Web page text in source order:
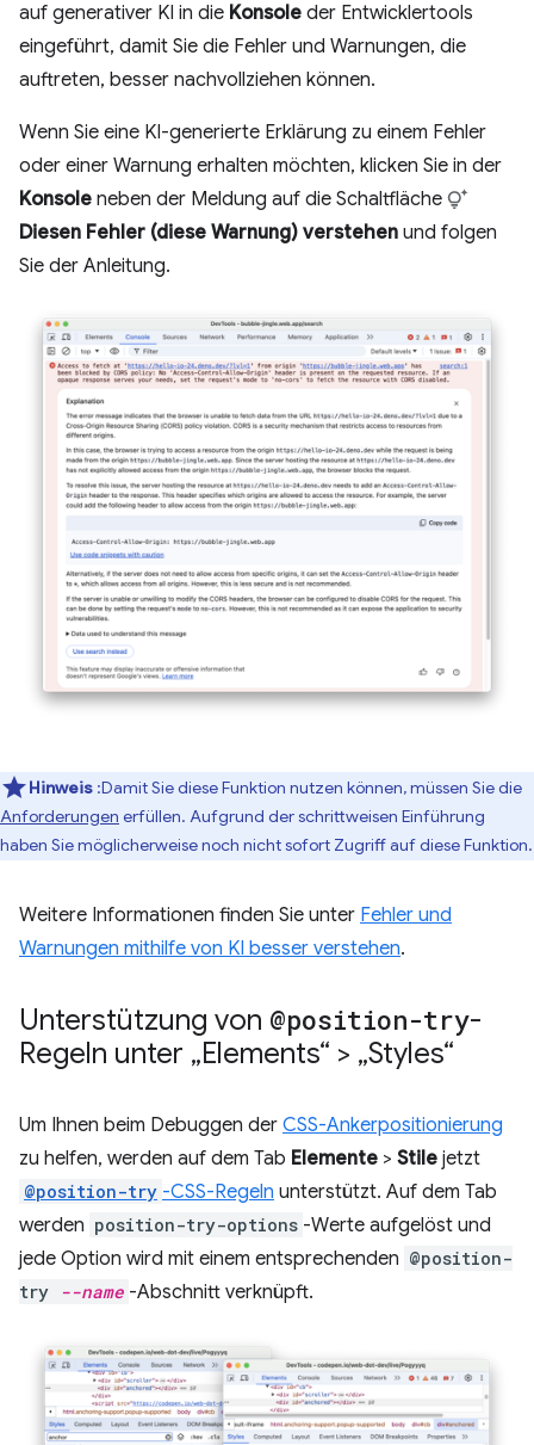
auf generativer KI in die Konsole der Entwicklertools
eingeführt, damit Sie die Fehler und Warnungen, die
auftreten, besser nachvollziehen können.
Wenn Sie eine KI-generierte Erklärung zu einem Fehler
oder einer Warnung erhalten möchten, klicken Sie in der
Konsole neben der Meldung auf die Schaltfläche
Diesen Fehler (diese Warnung) verstehen und folgen
Sie der Anleitung.
Hinweis :Damit Sie diese Funktion nutzen können, müssen Sie die
Anforderungen erfüllen. Aufgrund der schrittweisen Einführung
haben Sie möglicherweise noch nicht sofort Zugriff auf diese Funktion.
Weitere Informationen finden Sie unter Fehler und
Warnungen mithilfe von KI besser verstehen.
Unterstützung von @position-try-
Regeln unter „Elements“ > „Styles“
Um Ihnen beim Debuggen der CSS-Ankerpositionierung
zu helfen, werden auf dem Tab Elemente > Stile jetzt
@position-try -CSS-Regeln unterstützt. Auf dem Tab
werden position-try-options -Werte aufgelöst und
jede Option wird mit einem entsprechenden @position-
try
--name -Abschnitt verknüpft.